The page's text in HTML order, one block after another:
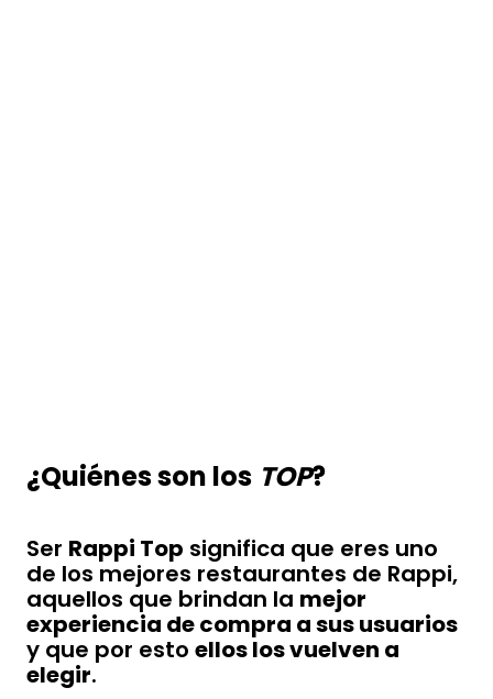
¿Quiénes son los TOP?
Ser Rappi Top significa que eres uno
de los mejores restaurantes de Rappi,
aquellos que brindan la mejor
experiencia de compra a sus usuarios
y que por esto ellos los vuelven a
elegir.